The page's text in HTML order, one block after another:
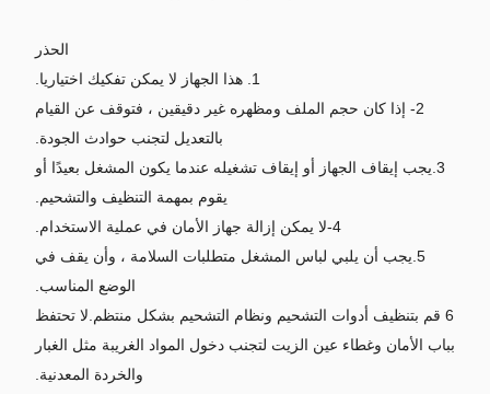
الحذر
1. هذا الجهاز لا يمكن تفكيك اختياريا.
2- إذا كان حجم الملف ومظهره غير دقيقين ، فتوقف عن القيام
بالتعديل لتجنب حوادث الجودة.
3.يجب إيقاف الجهاز أو إيقاف تشغيله عندما يكون المشغل بعيدًا أو
يقوم بمهمة التنظيف والتشحيم.
4-لا يمكن إزالة جهاز الأمان في عملية الاستخدام.
5.يجب أن يلبي لباس المشغل متطلبات السلامة ، وأن يقف في
الوضع المناسب.
6 قم بتنظيف أدوات التشحيم ونظام التشحيم بشكل منتظم.لا تحتفظ
بباب الأمان وغطاء عين الزيت لتجنب دخول المواد الغريبة مثل الغبار
والخردة المعدنية.